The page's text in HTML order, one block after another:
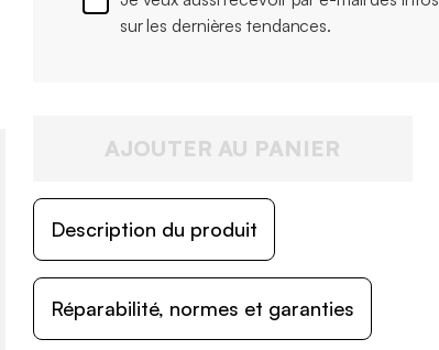
sur les dernières tendances.
AJOUTER AU PANIER
Description du produit
Réparabilité, normes et garanties